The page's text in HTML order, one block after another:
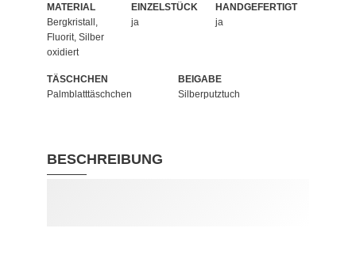
MATERIAL
Bergkristall,
Fluorit, Silber
oxidiert
EINZELSTÜCK
ja
HANDGEFERTIGT
ja
TÄSCHCHEN
Palmblatttäschchen
BEIGABE
Silberputztuch
BESCHREIBUNG